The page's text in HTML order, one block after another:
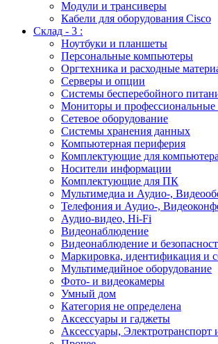
Модули и трансиверы
Кабели для оборудования Cisco
Склад - 3 :
Ноутбуки и планшеты
Персональные компьютеры
Оргтехника и расходные
Серверы и опции
Системы бесперебойного
Мониторы и профессиональные
Сетевое оборудование
Системы хранения данных
Компьютерная периферия
Комплектующие для
Носители информации
Комплектующие для ПК
Мультимедиа и Аудио-,
Телефония и Аудио-,
Аудио-видео, Hi-Fi
Видеонаблюдение
Видеонаблюдение и
Маркировка, идентификация и
Мультимедийное оборудование
Фото- и видеокамеры
Умный дом
Категория не определена
Аксессуары и гаджеты
Аксессуары, Электротранспорт